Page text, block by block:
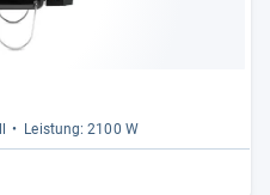
Leis­tung: 2100 W